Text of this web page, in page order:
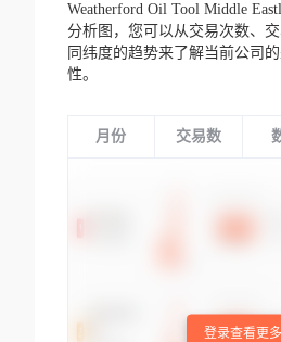
Weatherford Oil Tool Middle
分析图，您可以从交易次数、
同纬度的趋势来了解当前公司
性。
月份 交易数
登录查看更多